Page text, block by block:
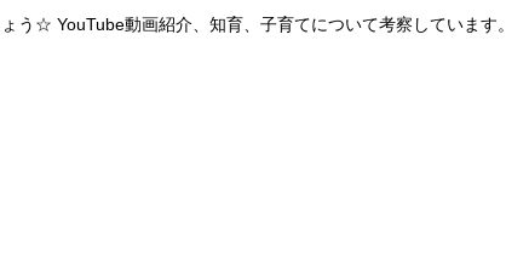
う☆ YouTube動画紹介、知育、子育てについて考察しています。